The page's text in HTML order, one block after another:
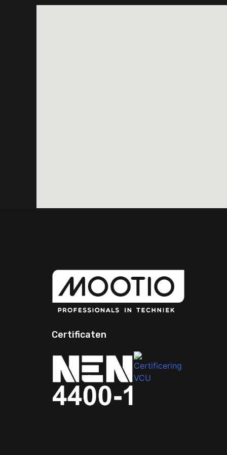
Certificaten